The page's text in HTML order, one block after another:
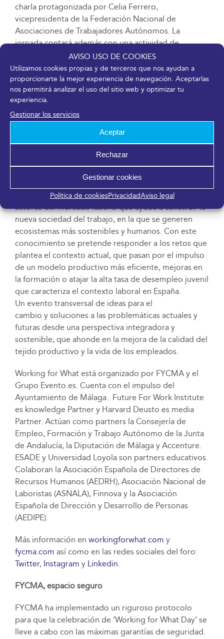
AVISO USO DE COOKIES
Utilizamos cookies propias y de terceros que nos ayudan a
proporcionarte la mejor experiencia de navegación. Aceptarlas
nos permitirá analizar el uso del sitio web y optimizar tu
experiencia.
Gestionar los servicios
Aceptar
Rechazar
Gestionar cookies
Política de cookiesPrivacidadAviso legal
charla protagonizada por Celia Ferrero,
vicepresidenta de la Federación Nacional de
Asociaciones de Trabajadores Autónomos. La
jornada contará además con una actividad de
apertura conducida por Amalio Rey, director de
eMOTools y experto en inteligencia colectiva.
En este sentido, el encuentro se plantea en un
formato híbrido en el que los participantes de forma
virtual tendrán acceso tanto a las charlas con
expertos además de a una serie de entrevistas
exclusivas con 8 expertos que aportarán su visión
El foro pretende así fomentar un espacio de debate
para el diálogo y la interacción entre los diferentes
actores del mercado laboral que ayude a construir la
nueva sociedad del trabajo, en la que se generen
ecosistemas más sostenibles y humanos. Con este
conocimiento se pretende responder a los retos que
plantea el contexto actual, que pasan por el impulso
de un modelo productivo más eficiente, mejoras en
la formación o atajar la alta tasa de desempleo juvenil
que caracteriza el contexto laboral en España.
Un evento transversal de ideas para el
cambio y soluciones a las problemáticas actuales y
futuras desde una perspectiva integradora y
sostenible, que ahonde en la mejora de la calidad del
tejido productivo y la vida de los empleados.
Working for What está organizado por FYCMA y el
Grupo Evento.es. Cuenta con el impulso del
Ayuntamiento de Málaga. Future For Work Institute
es knowledge Partner y Harvard Deusto es media
Partner. Actúan como partners la Consejería de
Empleo, Formación y Trabajo Autónomo de la Junta
de Andalucía, la Diputación de Málaga y Accenture.
ESADE y Universidad Loyola son partners educativos.
Colaboran la Asociación Española de Directores de
Recursos Humanos (AEDRH), Asociación Nacional de
Laboristas (ASNALA), Finnova y la Asociación
Española de Dirección y Desarrollo de Personas
(AEDIPE).
Más información en workingforwhat.com y
fycma.com así como en las redes sociales del foro:
Twitter, Instagram y Linkedin.
FYCMA, espacio seguro
FYCMA ha implementado un riguroso protocolo
para que la celebración de ‘Working for What Day’ se
lleve a cabo con las máximas garantías de seguridad.